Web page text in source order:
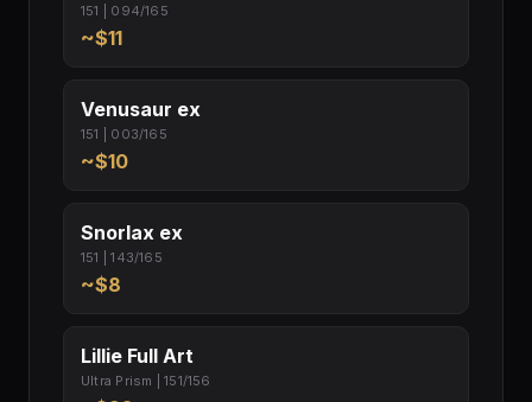
151 | 094/165
~$11
Venusaur ex
151 | 003/165
~$10
Snorlax ex
151 | 143/165
~$8
Lillie Full Art
Ultra Prism | 151/156